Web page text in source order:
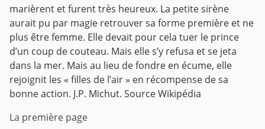
marièrent et furent très heureux. La petite sirène
aurait pu par magie retrouver sa forme première et ne
plus être femme. Elle devait pour cela tuer le prince
d’un coup de couteau. Mais elle s’y refusa et se jeta
dans la mer. Mais au lieu de fondre en écume, elle
rejoignit les « filles de l’air » en récompense de sa
bonne action. J.P. Michut. Source Wikipédia
La première page